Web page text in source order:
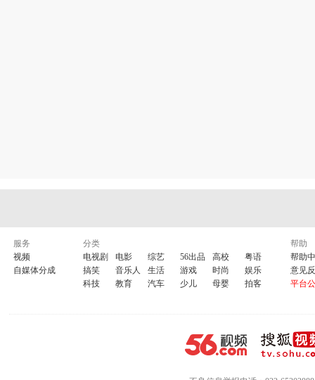
服务
视频
自媒体分成
分类
电视剧
电影 综艺 56出品 高校
粤语
搞笑
音乐人 生活 游戏 时尚
娱乐
科技
教育 汽车 少儿 母婴 拍客
帮助
帮助
意见
平台